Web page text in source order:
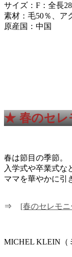
サイズ：F：全長
素材：毛50％、ア
原産国：中国
★春のセ
春は節目の季節。
入学式や卒業式な
ママを華やかに引
⇒ [春のセレモ
MICHEL KLEIN（